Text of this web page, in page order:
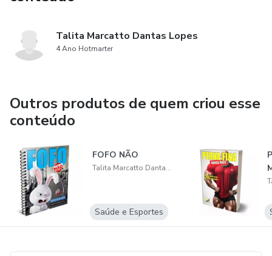
Talita Marcatto Dantas Lopes
4 Ano Hotmarter
Outros produtos de quem criou esse
conteúdo
FOFO NÃO
Talita Marcatto Dantas Lopes
Saúde e Esportes